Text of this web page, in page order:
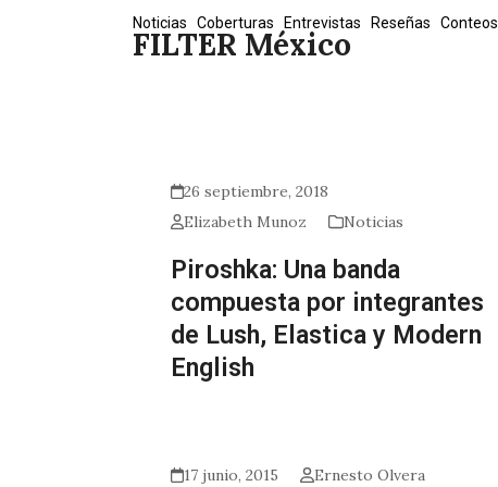
FILTER México
Noticias Coberturas Entrevistas Reseñas Conteos
26 septiembre, 2018
Elizabeth Munoz
Noticias
Piroshka: Una banda
compuesta por integrantes
de Lush, Elastica y Modern
English
17 junio, 2015 Ernesto Olvera